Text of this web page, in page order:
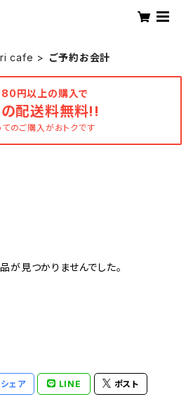
cafe ご予約お会計
円以上の購入で
の配送料無料!!
てのご購入がおトクです
が見つかりませんでした。
シェア LINE ポスト